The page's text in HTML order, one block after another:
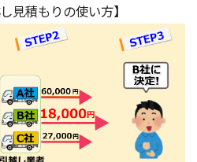
見積もりの使い方】